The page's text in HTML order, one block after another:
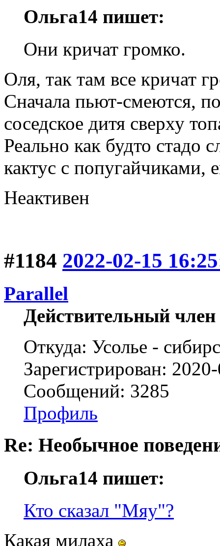
Ольга14 пишет:
Они кричат громко.
Оля, так там все кричат
Сначала пьют-смеются,
соседское дитя сверху
Реально как будто стадо
кактус с попугайчиками,
Неактивен
#1184 2022-02-15
Parallel
Действительный член
Откуда: Усолье -
Зарегистрирован:
Сообщений: 3285
Профиль
Re: Необычное
Ольга14 пишет:
Кто сказал "Мяу"?
Какая милаха